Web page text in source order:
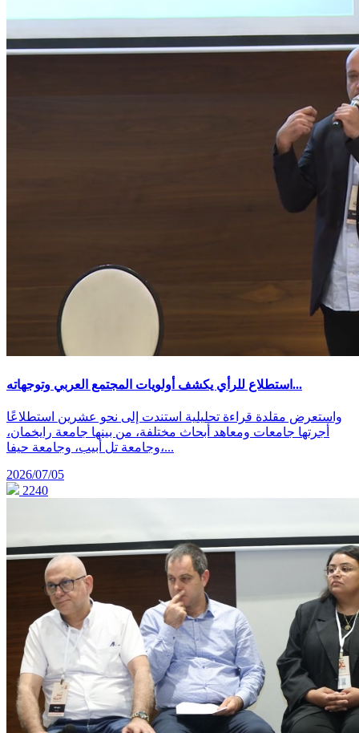
استطلاع للرأي يكشف أولويات المجتمع العربي وتوجهاته...
واستعرض مقلدة قراءة تحليلية استندت إلى نحو عشرين استطلاعًا
أجرتها جامعات ومعاهد أبحاث مختلفة، من بينها جامعة رايخمان،
وجامعة تل أبيب، وجامعة حيفا،...
2026/07/05
2240